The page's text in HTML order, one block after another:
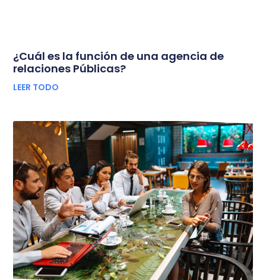
¿Cuál es la función de una agencia de
relaciones Públicas?
LEER TODO